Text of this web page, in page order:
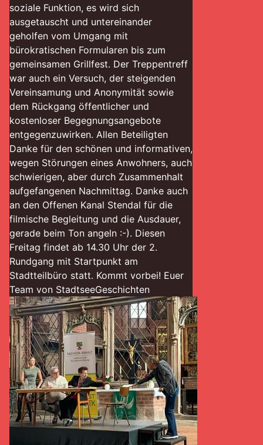
soziale Funktion, es wird sich
ausgetauscht und untereinander
geholfen vom Umgang mit
bürokratischen Formularen bis zum
gemeinsamen Grillfest. Der Treppentreff
war auch ein Versuch, der steigenden
Vereinsamung und Anonymität sowie
dem Rückgang öffentlicher und
kostenloser Begegnungsangebote
entgegenzuwirken. Allen Beteiligten
Danke für den schönen und informativen,
wegen Störungen eines Anwohners, auch
schwierigen, aber durch Zusammenhalt
aufgefangenen Nachmittag. Danke auch
an den Offenen Kanal Stendal für die
filmische Begleitung und die Ausdauer,
gerade beim Ton angeln :-). Diesen
Freitag findet ab 14.30 Uhr der 2.
Rundgang mit Startpunkt am
Stadtteilbüro statt. Kommt vorbei! Euer
Team von StadtseeGeschichten